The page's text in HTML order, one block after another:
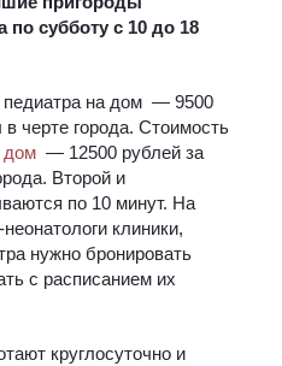
субботу с 10 до 18
педиатра на дом — 9500
черте города. Стоимость
дом — 12500 рублей за
Второй и
по 10 минут. На
клиники,
нужно бронировать
с расписанием их
круглосуточно и